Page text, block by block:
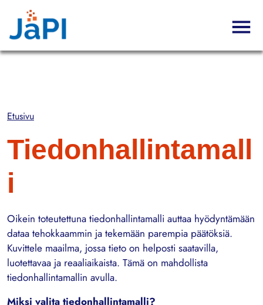
Hyppää pääsisältöön
Etusivu
Tiedonhallintamall
i
Oikein toteutettuna tiedonhallintamalli auttaa hyödyntämään
dataa tehokkaammin ja tekemään parempia päätöksiä.
Kuvittele maailma, jossa tieto on helposti saatavilla,
luotettavaa ja reaaliaikaista. Tämä on mahdollista
tiedonhallintamallin avulla.
Miksi valita tiedonhallintamalli?